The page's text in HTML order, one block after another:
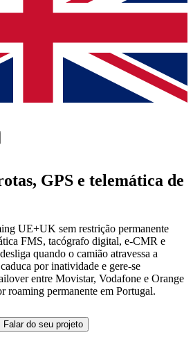
GPS e telemática de
UE+UK sem restrição permanente
FMS, tacógrafo digital, e-CMR e
quando o camião atravessa a
por inatividade e gere-se
entre Movistar, Vodafone e Orange
roaming permanente em Portugal.
Falar do seu projeto